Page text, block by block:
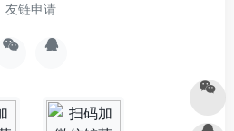
友链申请